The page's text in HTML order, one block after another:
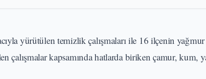
yürütülen temizlik çalışmaları ile 16 ilçenin
çalışmalar kapsamında hatlarda biriken çamur, kum,